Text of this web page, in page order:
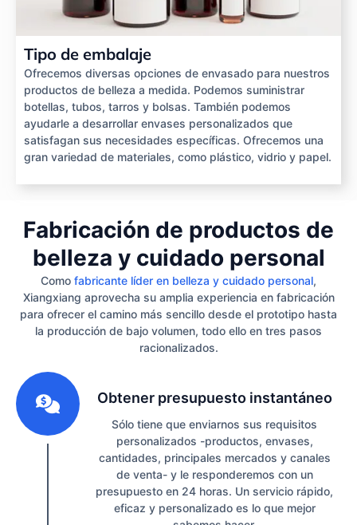
Tipo de embalaje
Ofrecemos diversas opciones de envasado para nuestros
productos de belleza a medida. Podemos suministrar
botellas, tubos, tarros y bolsas. También podemos
ayudarle a desarrollar envases personalizados que
satisfagan sus necesidades específicas. Ofrecemos una
gran variedad de materiales, como plástico, vidrio y papel.
Fabricación de productos de
belleza y cuidado personal
Como fabricante líder en belleza y cuidado personal,
Xiangxiang aprovecha su amplia experiencia en fabricación
para ofrecer el camino más sencillo desde el prototipo hasta
la producción de bajo volumen, todo ello en tres pasos
racionalizados.
Obtener presupuesto instantáneo
Sólo tiene que enviarnos sus requisitos
personalizados -productos, envases,
cantidades, principales mercados y canales
de venta- y le responderemos con un
presupuesto en 24 horas. Un servicio rápido,
eficaz y personalizado es lo que mejor